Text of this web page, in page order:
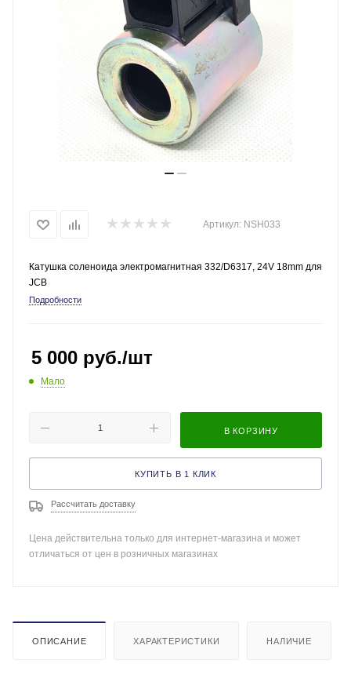
Артикул: NSH033
Катушка соленоида электромагнитная 332/D6317, 24V 18mm для
JCB
Подробности
5 000 руб./шт
Мало
В КОРЗИНУ
КУПИТЬ В 1 КЛИК
Рассчитать доставку
Цена действительна только для интернет-магазина и может
отличаться от цен в розничных магазинах
ОПИСАНИЕ ХАРАКТЕРИСТИКИ НАЛИЧИЕ